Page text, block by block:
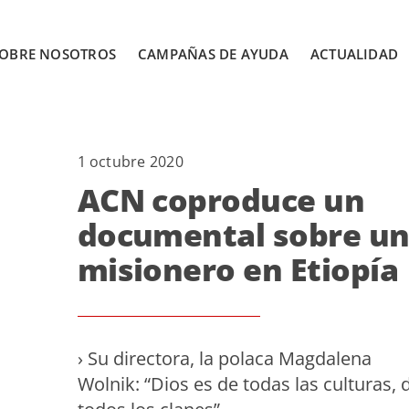
NOSOTROS CAMPAÑAS DE AYUDA ACTUALIDAD
1 octubre 2020
ACN coproduce un
documental sobre un
misionero en Etiopía
› Su directora, la polaca Magdalena
Wolnik: “Dios es de todas las culturas,